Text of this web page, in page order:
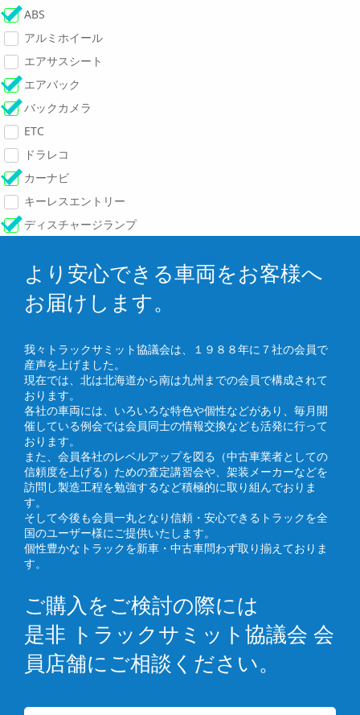
ABS
アルミホイール
エアサスシート
エアバック
バックカメラ
ETC
ドラレコ
カーナビ
キーレスエントリー
ディスチャージランプ
より安心できる車両をお客様へ
お届けします。
我々トラックサミット協議会は、１９８８年に７社の会員で
産声を上げました。
現在では、北は北海道から南は九州までの会員で構成されて
おります。
各社の車両には、いろいろな特色や個性などがあり、毎月開
催している例会では会員同士の情報交換なども活発に行って
おります。
また、会員各社のレベルアップを図る（中古車業者としての
信頼度を上げる）ための査定講習会や、架装メーカーなどを
訪問し製造工程を勉強するなど積極的に取り組んでおりま
す。
そして今後も会員一丸となり信頼・安心できるトラックを全
国のユーザー様にご提供いたします。
個性豊かなトラックを新車・中古車問わず取り揃えておりま
す。
ご購入をご検討の際には
是非 トラックサミット協議会 会
員店舗にご相談ください。